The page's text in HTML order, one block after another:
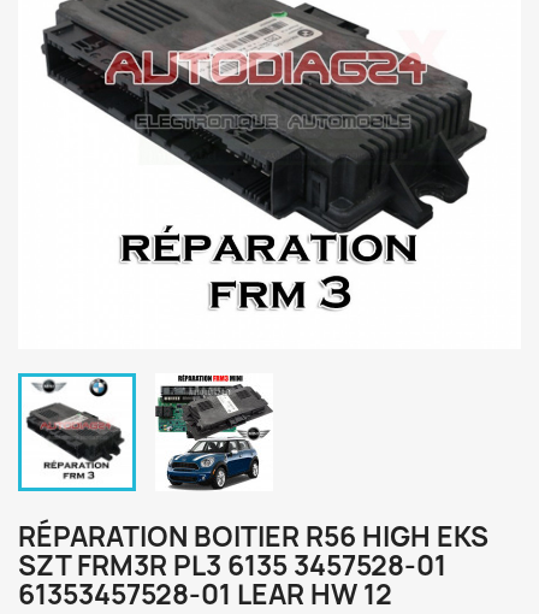
RÉPARATION BOITIER R56 HIGH EKS
SZT FRM3R PL3 6135 3457528-01
61353457528-01 LEAR HW 12